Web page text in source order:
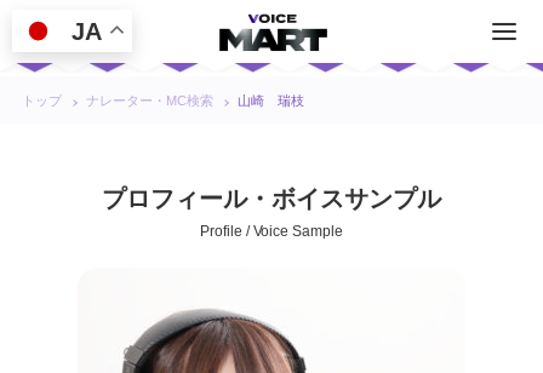
トップ ナレーター・MC検索 山崎 瑞枝
プロフィール・ボイスサンプル
Profile / Voice Sample
JA